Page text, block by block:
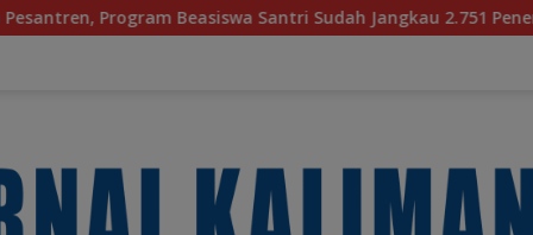
Sudah Jangkau 2.751 Penerima Bagaimana KIP